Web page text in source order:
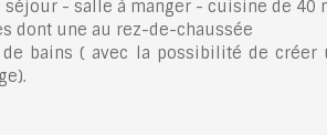
séjour - salle à manger - cuisine de 40
dont une au rez-de-chaussée
de bains ( avec la possibilité de créer